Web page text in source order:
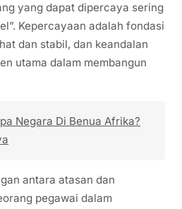
yang dapat dipercaya sering
Kepercayaan adalah fondasi
dan stabil, dan keandalan
utama dalam membangun
Negara Di Benua Afrika?
antara atasan dan
pegawai dalam